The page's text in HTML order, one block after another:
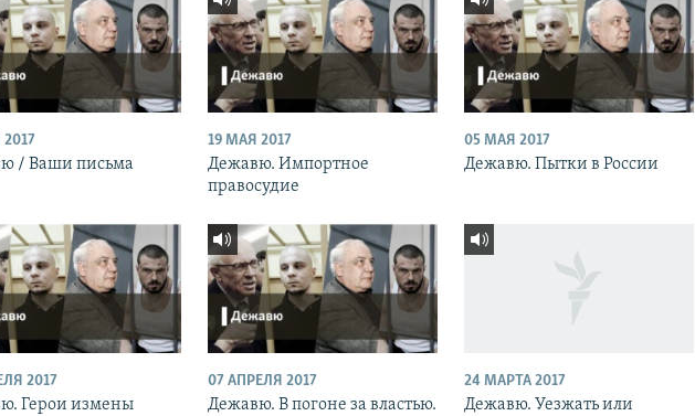
/ Ваши письма
19 МАЯ 2017
Дежавю. Импортное
правосудие
05 МАЯ 2017
Дежавю. Пытки в России
2017
Герои измены
07 АПРЕЛЯ 2017
Дежавю. В погоне за властью.
24 МАРТА 2017
Дежавю. Уезжать или